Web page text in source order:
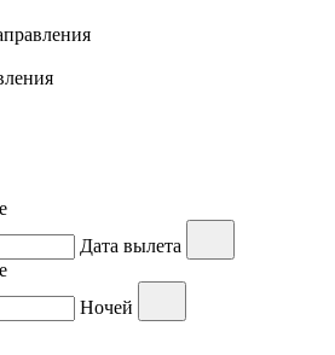
Дата вылета
Ночей